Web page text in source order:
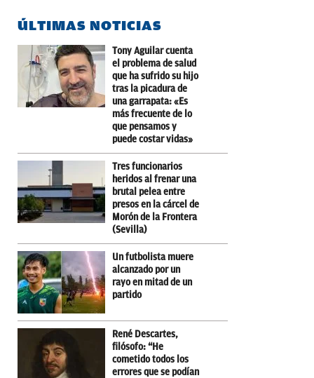
ÚLTIMAS NOTICIAS
Tony Aguilar cuenta
el problema de salud
que ha sufrido su hijo
tras la picadura de
una garrapata: «Es
más frecuente de lo
que pensamos y
puede costar vidas»
Tres funcionarios
heridos al frenar una
brutal pelea entre
presos en la cárcel de
Morón de la Frontera
(Sevilla)
Un futbolista muere
alcanzado por un
rayo en mitad de un
partido
René Descartes,
filósofo: “He
cometido todos los
errores que se podían